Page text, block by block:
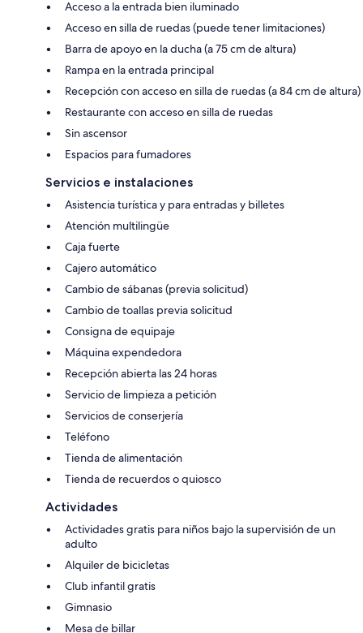
Acceso a la entrada bien iluminado
Acceso en silla de ruedas (puede tener limitaciones)
Barra de apoyo en la ducha (a 75 cm de altura)
Rampa en la entrada principal
Recepción con acceso en silla de ruedas (a 84 cm de altura)
Restaurante con acceso en silla de ruedas
Sin ascensor
Espacios para fumadores
Servicios e instalaciones
Asistencia turística y para entradas y billetes
Atención multilingüe
Caja fuerte
Cajero automático
Cambio de sábanas (previa solicitud)
Cambio de toallas previa solicitud
Consigna de equipaje
Máquina expendedora
Recepción abierta las 24 horas
Servicio de limpieza a petición
Servicios de conserjería
Teléfono
Tienda de alimentación
Tienda de recuerdos o quiosco
Actividades
Actividades gratis para niños bajo la supervisión de un
adulto
Alquiler de bicicletas
Club infantil gratis
Gimnasio
Mesa de billar